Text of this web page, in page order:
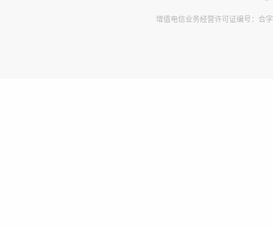
增值电信业务经营许可证编号：合